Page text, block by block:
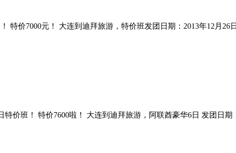
价7000元！ 大连到迪拜旅游，特价班发团日期：2013年12月26
价班！ 特价7600啦！ 大连到迪拜旅游，阿联酋豪华6日 发团日期